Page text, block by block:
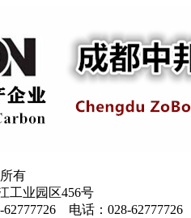
有
工业园区456号
62777726 电话：028-62777726